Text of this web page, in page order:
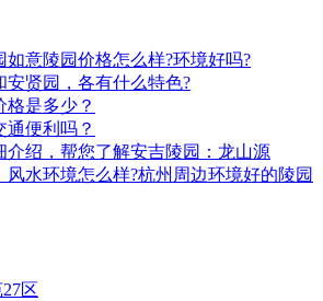
如意陵园价格怎么样?环境好吗?
安贤园，各有什么特色?
格是多少？
通便利吗？
介绍，帮您了解安吉陵园：龙山源
风水环境怎么样?杭州周边环境好的陵园
区